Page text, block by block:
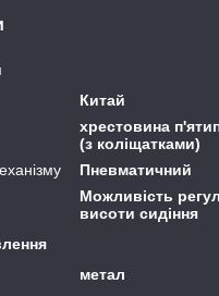
Китай
хрестовина
(з коліщатками)
Пневматичний
Можливість
висоти сидіння
метал